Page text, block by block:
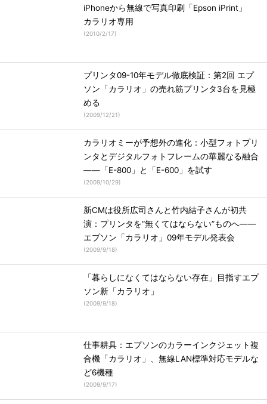
iPhoneから無線で写真印刷「Epson iPrint」
カラリオ専用
(2010/2/17)
プリンタ09-10年モデル徹底検証：第2回 エプ
ソン「カラリオ」の売れ筋プリンタ3台を見極
める
(2009/12/21)
カラリオミーが予想外の進化：小型フォトプリ
ンタとデジタルフォトフレームの華麗なる融合
――「E-800」と「E-600」を試す
(2009/10/29)
新CMは役所広司さんと竹内結子さんが初共
演：プリンタを“無くてはならない”ものへ――
エプソン「カラリオ」09年モデル発表会
(2009/9/18)
「暮らしになくてはならない存在」目指すエプ
ソン新「カラリオ」
(2009/9/18)
仕事耕具：エプソンのカラーインクジェット複
合機「カラリオ」、無線LAN標準対応モデルな
ど6機種
(2009/9/17)